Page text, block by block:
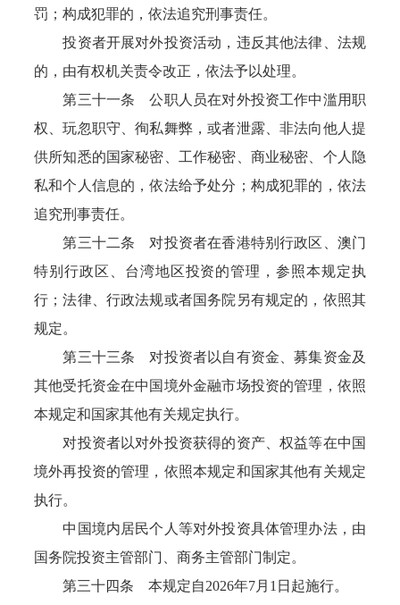
罚；构成犯罪的，依法追究刑事责任。
投资者开展对外投资活动，违反其他法律、法规
的，由有权机关责令改正，依法予以处理。
第三十一条 公职人员在对外投资工作中滥用职
权、玩忽职守、徇私舞弊，或者泄露、非法向他人提
供所知悉的国家秘密、工作秘密、商业秘密、个人隐
私和个人信息的，依法给予处分；构成犯罪的，依法
追究刑事责任。
第三十二条 对投资者在香港特别行政区、澳门
特别行政区、台湾地区投资的管理，参照本规定执
行；法律、行政法规或者国务院另有规定的，依照其
规定。
第三十三条 对投资者以自有资金、募集资金及
其他受托资金在中国境外金融市场投资的管理，依照
本规定和国家其他有关规定执行。
对投资者以对外投资获得的资产、权益等在中国
境外再投资的管理，依照本规定和国家其他有关规定
执行。
中国境内居民个人等对外投资具体管理办法，由
国务院投资主管部门、商务主管部门制定。
第三十四条 本规定自2026年7月1日起施行。